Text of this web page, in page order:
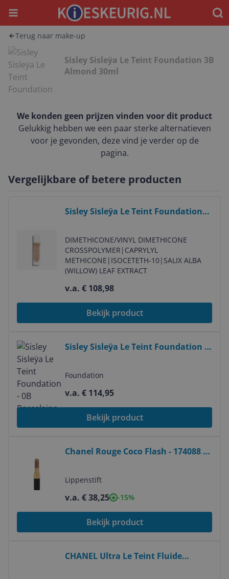
Menu
Terug naar make-up
Sisley Sisleÿa Le Teint Foundation 3B
Almond 30ml
We konden geen prijzen vinden voor dit product
Gelukkig hebben we een paar sterke alternatieven
voor je gevonden, deze vind je verder op de
pagina.
Vergelijkbare of betere producten
Sisley Sisleÿa Le Teint Foundation
DIMETHICONE/VINYL DIMETHICONE
CROSSPOLYMER | CAPRYLYL
METHICONE | ISOCETETH-10| SALIX ALBA
(WILLOW) LEAF EXTRACT
v.a. € 108,98
Bekijk product
Sisley Sisleÿa Le Teint Foundation -
Foundation
v.a. € 114,95
Bekijk product
Bekijk product
Chanel Rouge Coco Flash - 174088 -
Lippenstift
v.a. € 38,25 -15%
Bekijk product
CHANEL Ultra Le Teint Fluide